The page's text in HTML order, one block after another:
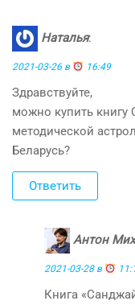
Наталья:
2021-03-26 в 16:49
Здравствуйте,
можно купить книгу
методической
Беларусь?
Ответить
Антон
2021-03-28 в
Книга